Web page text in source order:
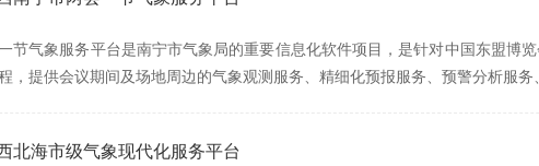
节气象服务平台是南宁市气象局的重要信息化软件项目，是针对中国东盟博
，提供会议期间及场地周边的气象观测服务、精细化预报服务、预警分析服
北海市级气象现代化服务平台